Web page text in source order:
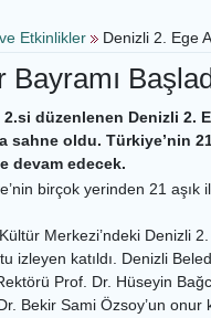
Etkinlikler Denizli 2. Ege
düzenlenen Denizli 2.
sahne oldu. Türkiye’nin
devam edecek.
birçok yerinden 21 aşık
Merkezi’ndeki Denizli 2.
katıldı. Denizli
Prof. Dr. Hüseyin
Bekir Sami Özsoy’un onur